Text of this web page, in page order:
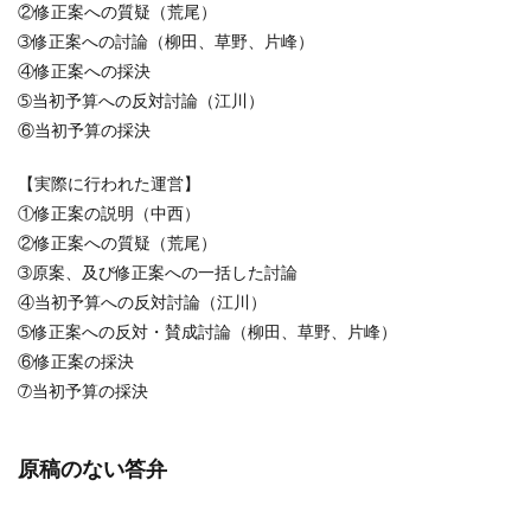
②修正案への質疑（荒尾）
➂修正案への討論（柳田、草野、片峰）
④修正案への採決
➄当初予算への反対討論（江川）
⑥当初予算の採決
【実際に行われた運営】
①修正案の説明（中西）
②修正案への質疑（荒尾）
➂原案、及び修正案への一括した討論
④当初予算への反対討論（江川）
➄修正案への反対・賛成討論（柳田、草野、片峰）
⑥修正案の採決
➆当初予算の採決
原稿のない答弁